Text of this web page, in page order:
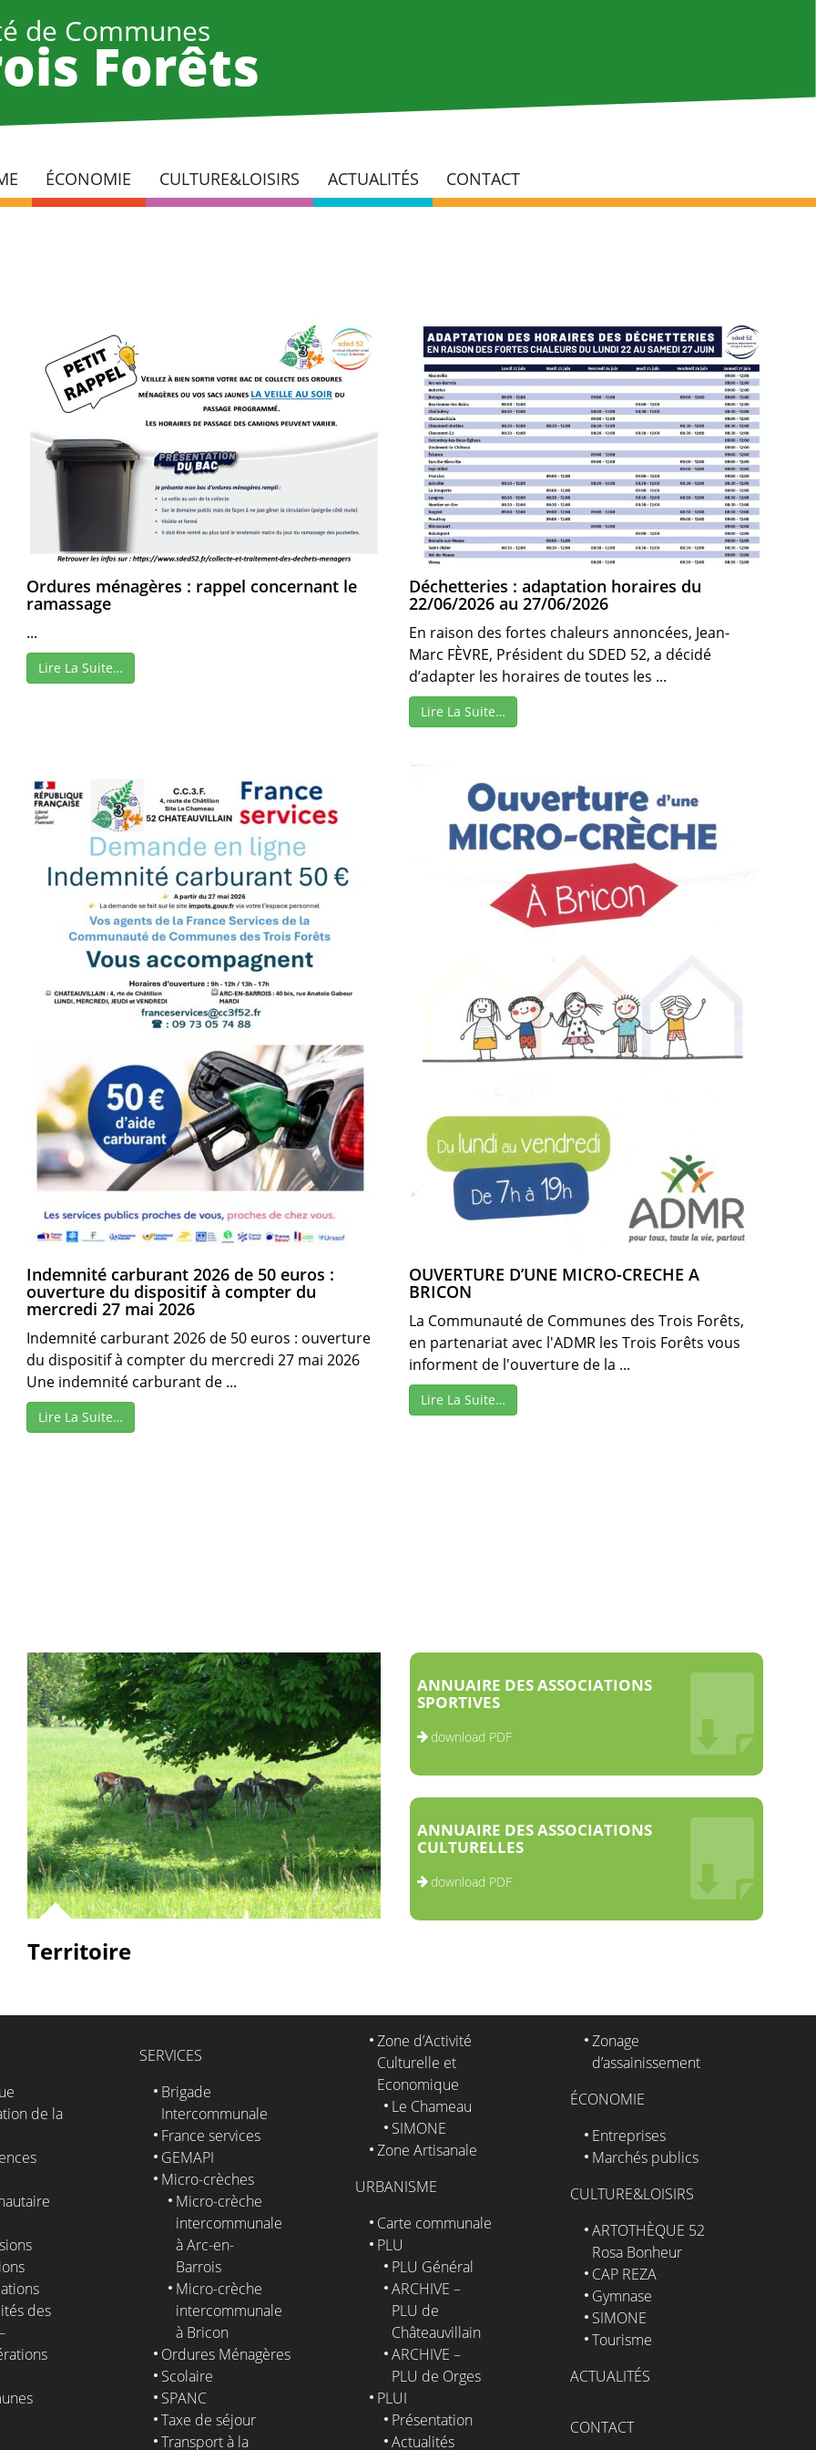
de Communes
Forêts
ÉCONOMIE CULTURE&LOISIRS ACTUALITÉS CONTACT
Ordures ménagères : rappel concernant le
ramassage
...
Lire La Suite…
Déchetteries : adaptation horaires du
22/06/2026 au 27/06/2026
En raison des fortes chaleurs annoncées, Jean-
Marc FÈVRE, Président du SDED 52, a décidé
d’adapter les horaires de toutes les ...
Lire La Suite…
Indemnité carburant 2026 de 50 euros :
ouverture du dispositif à compter du
mercredi 27 mai 2026
Indemnité carburant 2026 de 50 euros : ouverture
du dispositif à compter du mercredi 27 mai 2026
Une indemnité carburant de ...
Lire La Suite…
OUVERTURE D’UNE MICRO-CRECHE A
BRICON
La Communauté de Communes des Trois Forêts,
en partenariat avec l'ADMR les Trois Forêts vous
informent de l'ouverture de la ...
Lire La Suite…
Territoire
ANNUAIRE DES ASSOCIATIONS
SPORTIVES
download PDF
ANNUAIRE DES ASSOCIATIONS
CULTURELLES
download PDF
de la
des
SERVICES
Brigade
Intercommunale
France services
GEMAPI
Micro-crèches
Micro-crèche
intercommunale
à Arc-en-
Barrois
Micro-crèche
intercommunale
à Bricon
Ordures Ménagères
Scolaire
SPANC
Taxe de séjour
Transport à la
Zone d’Activité
Culturelle et
Economique
Le Chameau
SIMONE
Zone Artisanale
URBANISME
Carte communale
PLU
PLU Général
ARCHIVE –
PLU de
Châteauvillain
ARCHIVE –
PLU de Orges
PLUI
Présentation
Actualités
Zonage
d’assainissement
ÉCONOMIE
Entreprises
Marchés publics
CULTURE&LOISIRS
ARTOTHÈQUE 52
Rosa Bonheur
CAP REZA
Gymnase
SIMONE
Tourisme
ACTUALITÉS
CONTACT